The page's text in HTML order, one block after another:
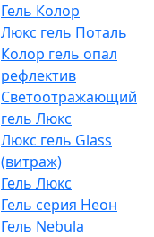
Гель Колор
Люкс гель Поталь
Колор гель опал
рефлектив
Светоотражающий
гель Люкс
Люкс гель Glass
(витраж)
Гель Люкс
Гель серия Неон
Гель Nebula